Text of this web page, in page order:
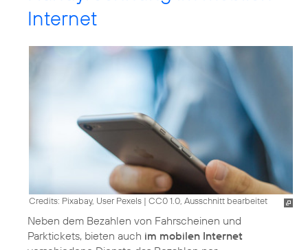
Internet
Credits: Pixabay, User Pexels | CC0 1.0, Ausschnitt bearbeitet
Neben dem Bezahlen von Fahrscheinen und
Parktickets, bieten auch im mobilen Internet